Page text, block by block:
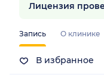
Запись О клинике
В избранное
Лицензия